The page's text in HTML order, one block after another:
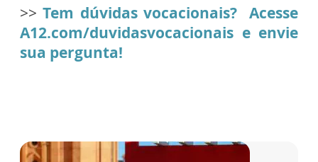
>> Tem dúvidas vocacionais? Acesse
A12.com/duvidasvocacionais e envie
sua pergunta!